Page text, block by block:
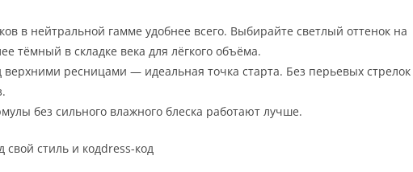
в нейтральной гамме удобнее всего. Выбирайте светлый оттенок на
тёмный в складке века для лёгкого объёма.
ресницами — идеальная точка старта. Без перьевых стрелок
без сильного влажного блеска работают лучше.
свой стиль и кодdress-код